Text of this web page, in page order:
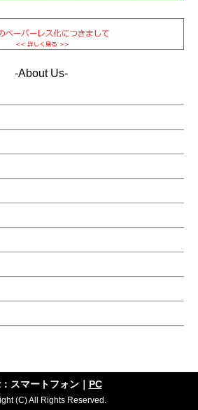
ころをくすぐる・・・
-About Us-
プへ戻る
見る
ン
ガイド
法表示
取扱い
登録
わせ
客様の声
スマートフォン｜ PC
(C) All Rights Reserved.